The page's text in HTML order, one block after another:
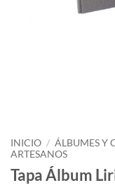
INICIO / ÁLBUMES Y
ARTESANOS
Tapa Álbum